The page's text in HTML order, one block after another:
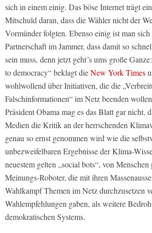
sich in einem einig. Das böse Internet trägt
Mitschuld daran, dass die Wähler nicht der
Vormünder folgten. Ebenso einig ist man sich
Partnerschaft im Jammer, dass damit so
sein muss, denn jetzt geht´s ums große
to democracy“ beklagt dieNew York Times
wohlwollend über Initiativen, die die
Falschinformationen“ im Netz beenden
Präsident Obama mag es das Blatt gar nicht,
Medien die Kritik an der herrschenden
genau so ernst genommen wird wie die
unbezweifelbaren Ergebnisse der Klima-
neuestem gelten „social bots“, von
Meinungs-Roboter, die mit ihren
Wahlkampf Themen im Netz durchzusetzen
Wahlempfehlungen gaben, als weitere
demokratischen Systems.